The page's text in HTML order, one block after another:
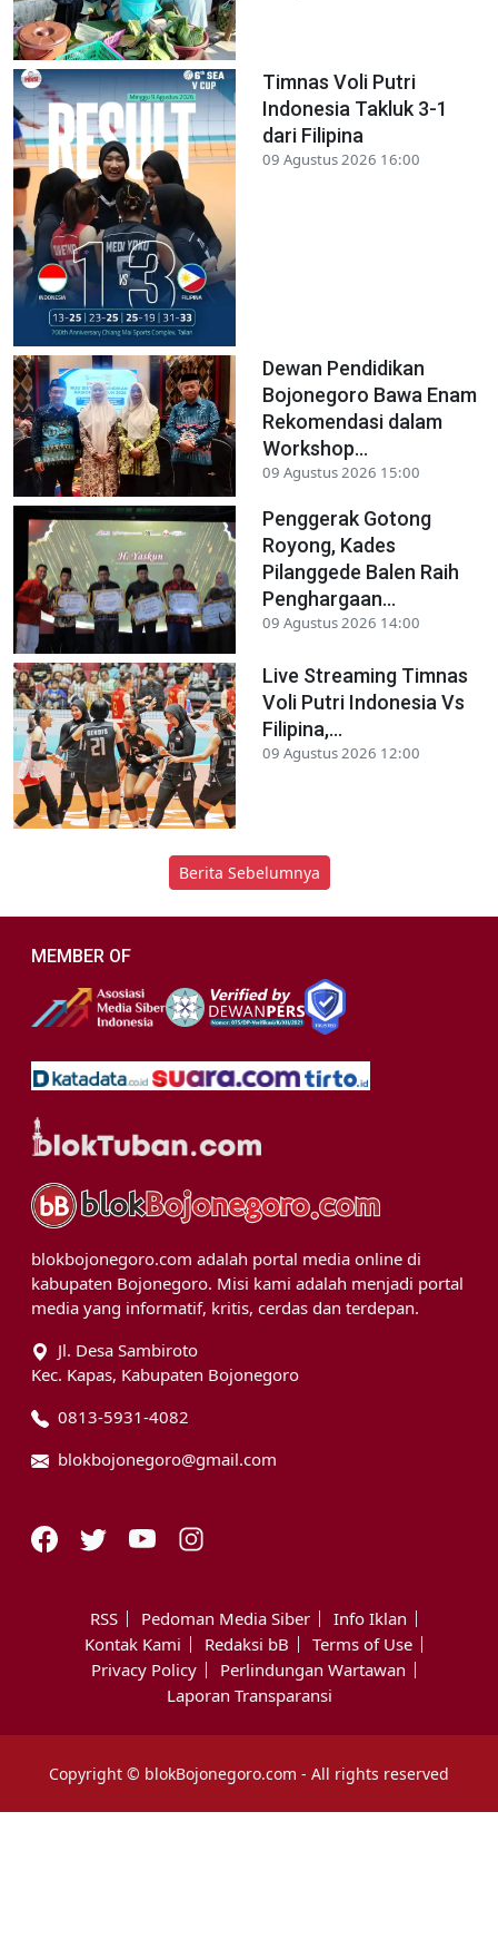
Timnas Voli Putri
Indonesia Takluk 3-1
dari Filipina
09 Agustus 2026 16:00
Dewan Pendidikan
Bojonegoro Bawa Enam
Rekomendasi dalam
Workshop...
09 Agustus 2026 15:00
Penggerak Gotong
Royong, Kades
Pilanggede Balen Raih
Penghargaan...
09 Agustus 2026 14:00
Live Streaming Timnas
Voli Putri Indonesia Vs
Filipina,...
09 Agustus 2026 12:00
Berita Sebelumnya
MEMBER OF
blokbojonegoro.com adalah portal media online di
kabupaten Bojonegoro. Misi kami adalah menjadi portal
media yang informatif, kritis, cerdas dan terdepan.
Jl. Desa Sambiroto
Kec. Kapas, Kabupaten Bojonegoro
0813-5931-4082
blokbojonegoro@gmail.com
RSS Pedoman Media Siber
Info Iklan
Kontak Kami
Redaksi bB
Terms of Use
Privacy Policy
Perlindungan Wartawan
Laporan Transparansi
Copyright © blokBojonegoro.com - All rights reserved